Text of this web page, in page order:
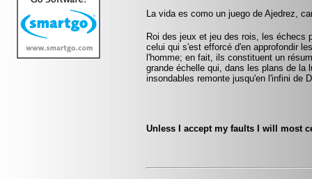
La vida es como un juego de Ajedrez,
Roi des jeux et jeu des rois, les échecs
celui qui s'est efforcé d'en approfondir
l'homme; en fait, ils constituent un
grande échelle qui, dans les plans de la
insondables remonte jusqu'en l'infini de
Unless I accept my faults I will most